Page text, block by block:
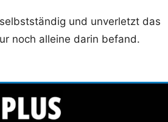
und unverletzt das
noch alleine darin befand.